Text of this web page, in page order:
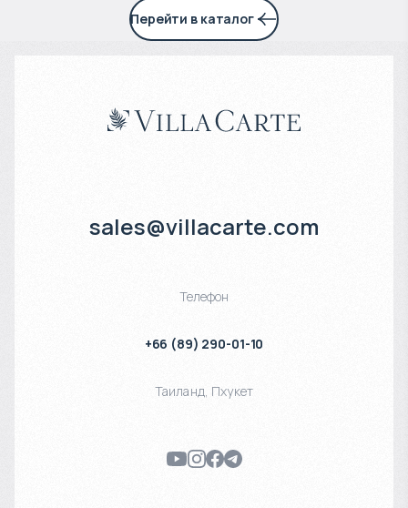
Перейти в каталог
sales@villacarte.com
Телефон
+66 (89) 290-01-10
Таиланд Пхукет